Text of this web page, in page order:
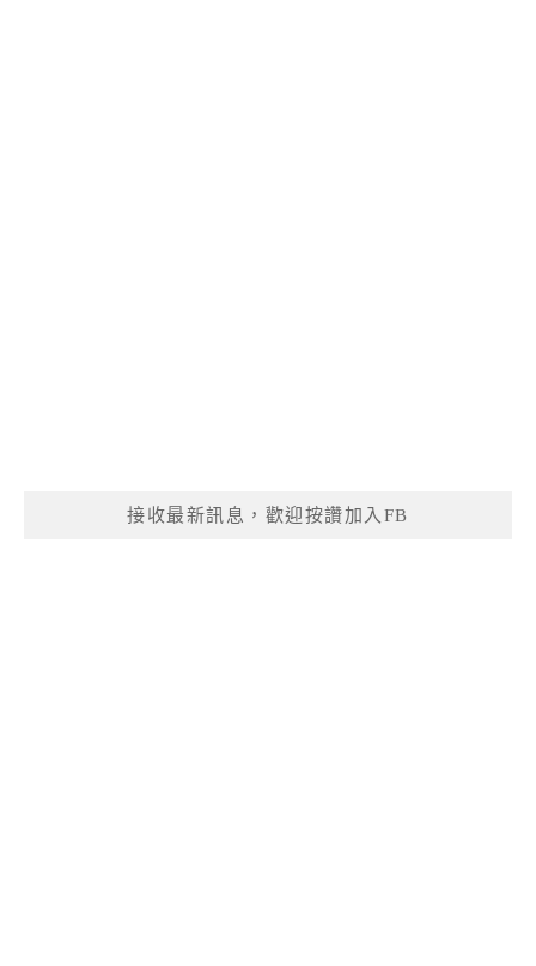
接收最新訊息，歡迎按讚加入FB